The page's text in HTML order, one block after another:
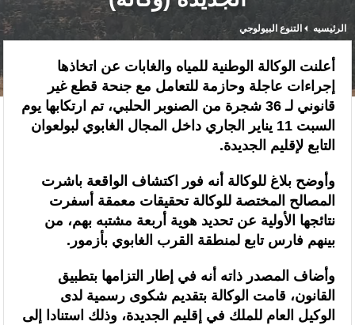
“الخطوط الجوية الفرنسية” تعلن عن تعيين ليونيل رو مديراً عاماً جديداً
لمنطقة شمال إفريقيا والساحل وغرب إفريقيا (ANSCO) .(بيان صحفي )
قراءة سوسيولوجية :أزمة العبور الجماعي الأخيرة نحو سبتة تكشف عن موت
التاطير الحزبي وهيمنة الخوارزميات والصفحات الافتراضية
القوات المسلحة الملكية .. جاهزية عملياتية وتدخلات جوية منسقة لمكافحة
حرائق الغابات
تدبير ملف الهجرة “مسؤولية مشتركة” والمغرب “تحمل دوما نصيبه منها”
(مصدر حكومي)
برقية تهنئة إلى جلالة الملك من المدير العام لمنظمة “إيسيسكو” بمناسبة عيد
العرش المجيد
الرئيسيه التنوع البيولوجي
أعلنت الوكالة الوطنية للمياه والغابات عن اتخاذها
إجراءات عاجلة وحازمة للتعامل مع جنحة قطع غير
قانوني لـ 36 شجرة من الصنوبر الحلبي، تم ارتكابها يوم
السبت 11 يناير الجاري داخل المجال الغابوي لبولعوان
التابع لإقليم الجديدة.
وأوضح بلاغ للوكالة أنه فور اكتشاف الواقعة باشرت
المصالح المختصة للوكالة تحقيقات معمقة أسفرت
نتائجها الأولية عن تحديد هوية أربعة مشتبه بهم، من
بينهم فارس تابع لمنطقة القرب الغابوي بأزمور.
وأضاف المصدر ذاته أنه في إطار التزامها بتطبيق
القانون، قامت الوكالة بتقديم شكوى رسمية لدى
الوكيل العام للملك في إقليم الجديدة، وذلك استنادا إلى